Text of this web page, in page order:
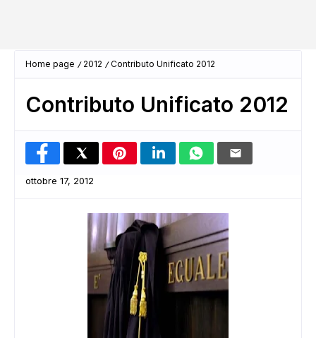
Home page 2012 Contributo Unificato 2012
Contributo Unificato 2012
ottobre 17, 2012